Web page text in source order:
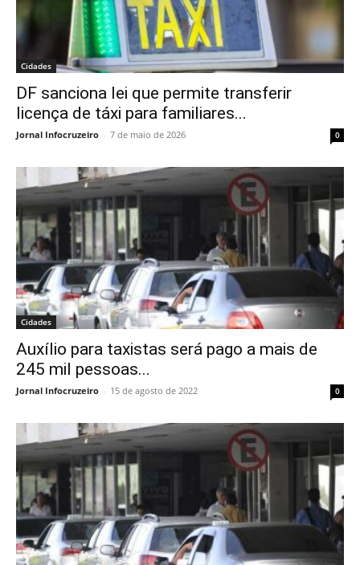
Cidades
DF sanciona lei que permite transferir
licença de táxi para familiares...
Jornal Infocruzeiro - 7 de maio de 2026 0
Cidades
Auxílio para taxistas será pago a mais de
245 mil pessoas...
Jornal Infocruzeiro - 15 de agosto de 2022 0